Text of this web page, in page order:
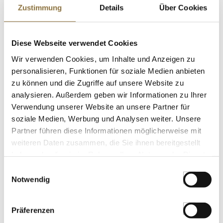
Zustimmung Details Über Cookies
Diese Webseite verwendet Cookies
Wir verwenden Cookies, um Inhalte und Anzeigen zu
personalisieren, Funktionen für soziale Medien anbieten
zu können und die Zugriffe auf unsere Website zu
analysieren. Außerdem geben wir Informationen zu Ihrer
Verwendung unserer Website an unsere Partner für
soziale Medien, Werbung und Analysen weiter. Unsere
Partner führen diese Informationen möglicherweise mit
weiteren Daten zusammen, die Sie ihnen bereitgestellt
Notwendig
Präferenzen
St.
LEBENSMITTELKENNZEICHNUNGEN
Spinat Pulver, Rügamer, 1 kg
Art.Nr.:65459
€ 23,95
Bourbon-Vanille Extrakt, ohne Stippen,